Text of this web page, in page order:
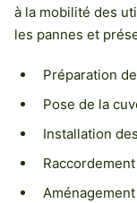
à la mobilité des
les pannes et
Préparation
Pose de la
Installation